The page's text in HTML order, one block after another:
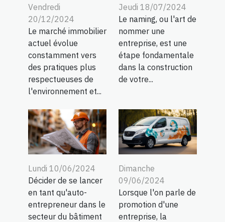
Vendredi
20/12/2024
Le marché immobilier
actuel évolue
constamment vers
des pratiques plus
respectueuses de
l'environnement et...
Jeudi 18/07/2024
Le naming, ou l'art de
nommer une
entreprise, est une
étape fondamentale
dans la construction
de votre...
Lundi 10/06/2024
Décider de se lancer
en tant qu'auto-
entrepreneur dans le
secteur du bâtiment
Dimanche
09/06/2024
Lorsque l'on parle de
promotion d'une
entreprise, la